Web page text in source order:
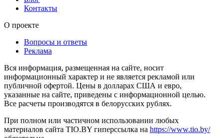
Контакты
О проекте
Вопросы и ответы
Реклама
Вся информация, размещенная на сайте, носит
информационный характер и не является рекламой или
публичной офертой. Цены в долларах США и евро,
указанные на сайте, приведены с информационной целью.
Все расчеты производятся в белорусских рублях.
При полном или частичном использовании любых
материалов сайта TIO.BY гиперссылка на https://www.tio.by/